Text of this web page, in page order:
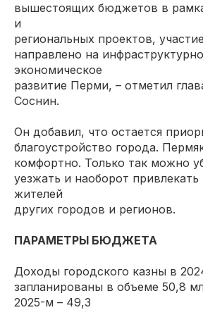
вышестоящих бюджетов в
и
региональных проектов,
направлено на
экономическое
развитие Перми, – отметил
Соснин.
Он добавил, что остается
благоустройство города.
комфортно. Только так можно
уезжать и наоборот
жителей
других городов и регионов.
ПАРАМЕТРЫ БЮДЖЕТА
Доходы городского казны в
запланированы в объеме 50,8
2025-м – 49,3